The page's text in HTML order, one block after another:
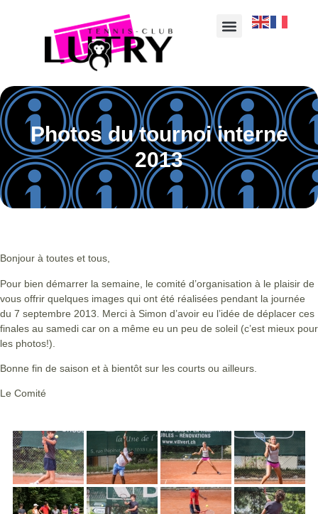
Photos du tournoi interne
2013
Bonjour à toutes et tous,
Pour bien démarrer la semaine, le comité d’organisation à le plaisir de
vous offrir quelques images qui ont été réalisées pendant la journée
du 7 septembre 2013. Merci à Simon d’avoir eu l’idée de déplacer ces
finales au samedi car on a même eu un peu de soleil (c’est mieux pour
les photos!).
Bonne fin de saison et à bientôt sur les courts ou ailleurs.
Le Comité